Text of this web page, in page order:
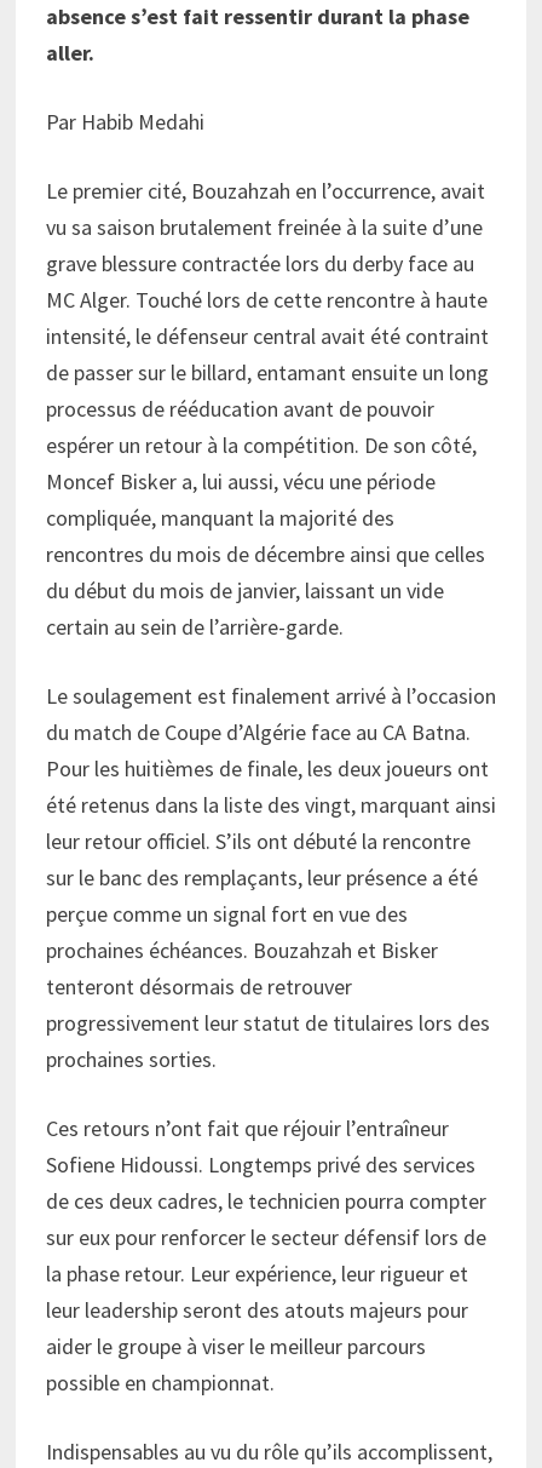
absence s’est fait ressentir durant la phase
aller.
Par Habib Medahi
Le premier cité, Bouzahzah en l’occurrence, avait
vu sa saison brutalement freinée à la suite d’une
grave blessure contractée lors du derby face au
MC Alger. Touché lors de cette rencontre à haute
intensité, le défenseur central avait été contraint
de passer sur le billard, entamant ensuite un long
processus de rééducation avant de pouvoir
espérer un retour à la compétition. De son côté,
Moncef Bisker a, lui aussi, vécu une période
compliquée, manquant la majorité des
rencontres du mois de décembre ainsi que celles
du début du mois de janvier, laissant un vide
certain au sein de l’arrière-garde.
Le soulagement est finalement arrivé à l’occasion
du match de Coupe d’Algérie face au CA Batna.
Pour les huitièmes de finale, les deux joueurs ont
été retenus dans la liste des vingt, marquant ainsi
leur retour officiel. S’ils ont débuté la rencontre
sur le banc des remplaçants, leur présence a été
perçue comme un signal fort en vue des
prochaines échéances. Bouzahzah et Bisker
tenteront désormais de retrouver
progressivement leur statut de titulaires lors des
prochaines sorties.
Ces retours n’ont fait que réjouir l’entraîneur
Sofiene Hidoussi. Longtemps privé des services
de ces deux cadres, le technicien pourra compter
sur eux pour renforcer le secteur défensif lors de
la phase retour. Leur expérience, leur rigueur et
leur leadership seront des atouts majeurs pour
aider le groupe à viser le meilleur parcours
possible en championnat.
Indispensables au vu du rôle qu’ils accomplissent,